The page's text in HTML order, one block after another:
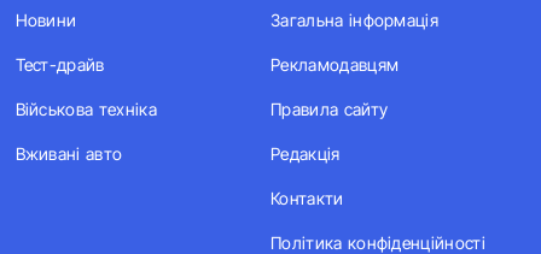
Новини
Тест-драйв
Військова техніка
Вживані авто
Загальна інформація
Рекламодавцям
Правила сайту
Редакція
Контакти
Політика конфіденційності